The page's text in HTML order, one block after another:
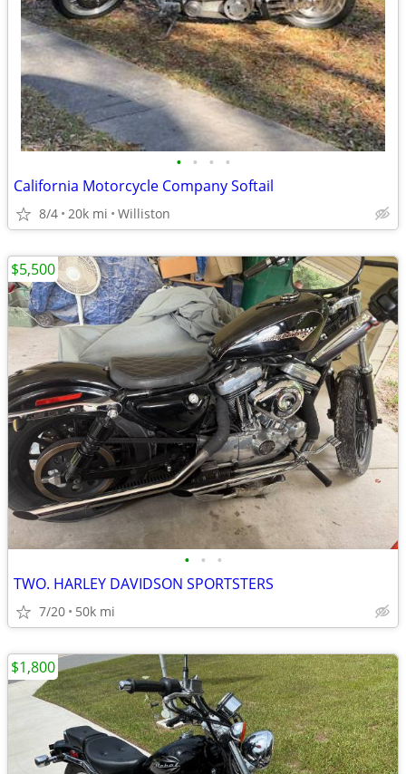
• • • •
California Motorcycle Company Softail
8/4 20k mi Williston
• • •
TWO. HARLEY DAVIDSON SPORTSTERS
7/20 50k mi
$5,500
$1,800